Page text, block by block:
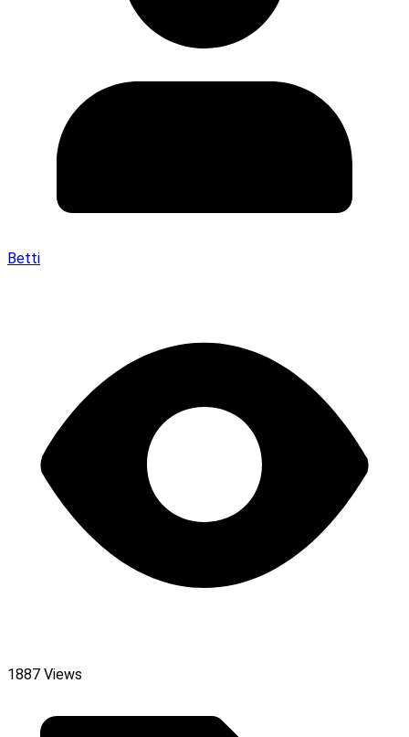
Betti
1887 Views